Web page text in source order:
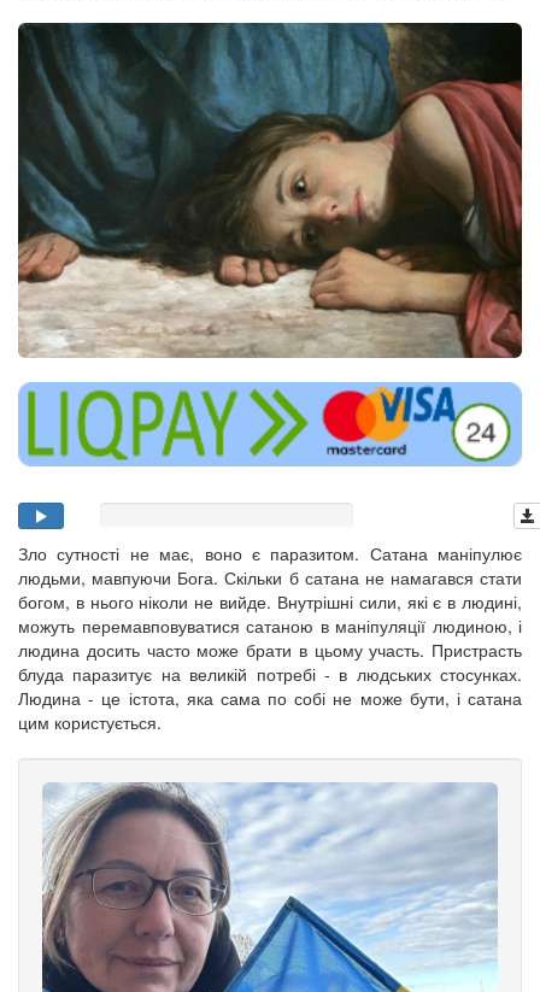
Зло сутності не має, воно є паразитом. Сатана маніпулює
людьми, мавпуючи Бога. Скільки б сатана не намагався стати
богом, в нього ніколи не вийде. Внутрішні сили, які є в людині,
можуть перемавповуватися сатаною в маніпуляції людиною, і
людина досить часто може брати в цьому участь. Пристрасть
блуда паразитує на великій потребі - в людських стосунках.
Людина - це істота, яка сама по собі не може бути, і сатана
цим користується.